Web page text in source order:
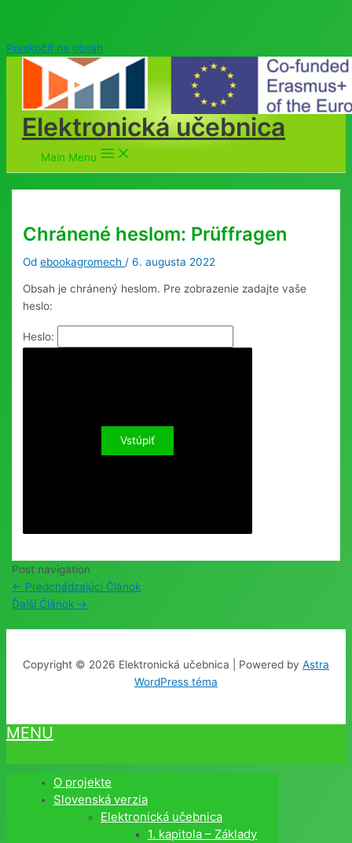
Preskočiť na obsah
Elektronická učebnica
Main Menu
Chránené heslom: Prüffragen
Od ebookagromech /6. augusta 2022
Obsah je chránený heslom. Pre zobrazenie zadajte vaše
heslo:
Heslo:
Post navigation
← Predchádzajúci Článok
Ďalší Článok →
Copyright © 2026 Elektronická učebnica | Powered by Astra
WordPress téma
MENU
O projekte
Slovenská verzia
Elektronická učebnica
1. kapitola – Základy